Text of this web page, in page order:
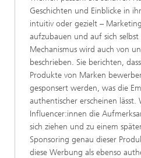
Geschichten und Einblicke in
intuitiv oder gezielt –
aufzubauen und auf sich
Mechanismus wird auch von
beschrieben. Sie berichten,
Produkte von Marken
gesponsert werden, was die
authentischer erscheinen lässt.
Influencer:innen die
sich ziehen und zu einem
Sponsoring genau dieser
diese Werbung als ebenso